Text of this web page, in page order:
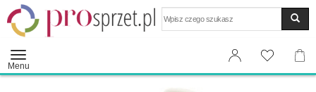
Menu